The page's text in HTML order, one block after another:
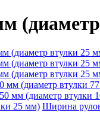
(диаметр втулки 25
(диаметр втулки 25
(диаметр втулки 25
мм (диаметр втулки
мм (диаметр втулки
25 мм) Ширина